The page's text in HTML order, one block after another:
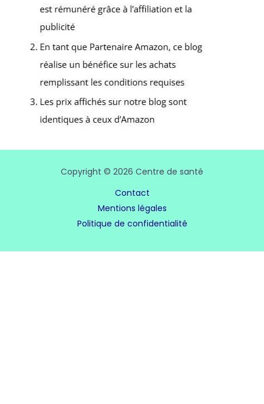
Copyright © 2026 Centre de santé
Contact
Mentions légales
Politique de confidentialité